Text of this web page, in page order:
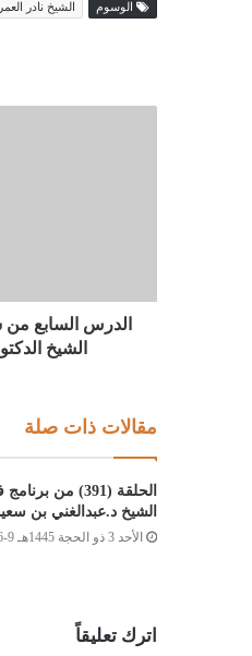
الوسوم الشيخ نادر
الدرس السابع من
الشيخ
مقالات ذات صلة
الحلقة (391) من
الشيخ د.عبدالغني بن سعيدان |7-
الأحد 3 ذو الحجة 1445هـ 9-6-2024م
اترك تعليقاً